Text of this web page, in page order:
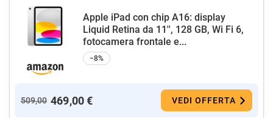
Apple iPad con chip A16: display
Liquid Retina da 11'', 128 GB, Wi Fi 6,
fotocamera frontale e...
−8%
509,00 469,00 € VEDI OFFERTA